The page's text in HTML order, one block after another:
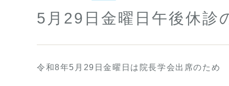
5月29日金曜日午後休診
令和8年5月29日金曜日は院長学会出席のため